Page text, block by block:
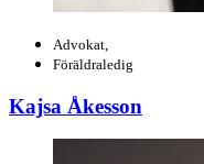
Advokat,
Föräldraledig
Kajsa Åkesson